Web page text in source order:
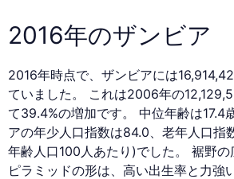
2016年のザンビア
2016年時点で、ザンビアには
ていました。 これは2006年の
て39.4%の増加です。 中位年齢は17.4
アの年少人口指数は84.0、老年人口指
年齢人口100人あたり)でした。 裾野
ピラミッドの形は、高い出生率と力強